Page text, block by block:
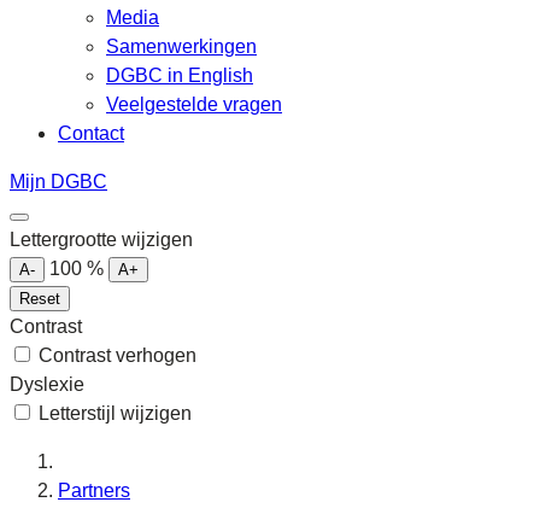
Media
Samenwerkingen
DGBC in English
Veelgestelde vragen
Contact
Mijn DGBC
Lettergrootte wijzigen
A- 100 %
A+
Reset
Contrast
Contrast verhogen
Dyslexie
Letterstijl wijzigen
Partners